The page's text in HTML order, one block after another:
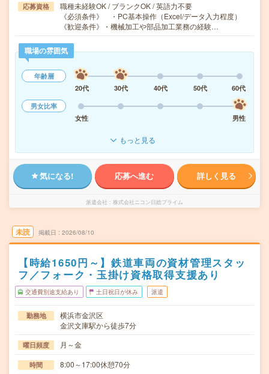
応募資格
職種未経験OK / ブランクOK / 英語力不要
《必須条件》 ・PC基本操作（Excel/データ入力程度）
《歓迎条件》・機械加工や部品加工業務の経験…
職場の雰囲気
年齢層
20代
30代 40代 50代
60代
男女比率
女性
男性
もっと見る
気になる! 応募へ進む 詳しく見る
派遣会社 株式会社ニコン日総プライム
未読 掲載日 2026/08/10
【時給1650円～】鉄道車両の資材管理スタッ
フ／フォーク・玉掛け資格取得支援あり
交通費別途支給あり 土日祝日が休み 派遣
勤務地
横浜市金沢区
金沢文庫駅から徒歩7分
曜日頻度 月～金
時間 8:00～17:00休憩70分